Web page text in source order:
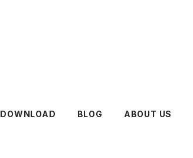
DOWNLOAD BLOG ABOUT US